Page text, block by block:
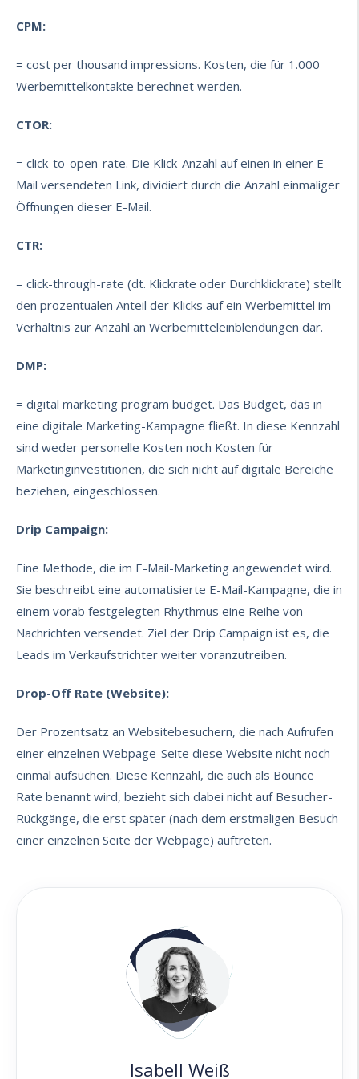
CPM:
= cost per thousand impressions. Kosten, die für 1.000
Werbemittelkontakte berechnet werden.
CTOR:
= click-to-open-rate. Die Klick-Anzahl auf einen in einer E-
Mail versendeten Link, dividiert durch die Anzahl einmaliger
Öffnungen dieser E-Mail.
CTR:
= click-through-rate (dt. Klickrate oder Durchklickrate) stellt
den prozentualen Anteil der Klicks auf ein Werbemittel im
Verhältnis zur Anzahl an Werbemitteleinblendungen dar.
DMP:
= digital marketing program budget. Das Budget, das in
eine digitale Marketing-Kampagne fließt. In diese Kennzahl
sind weder personelle Kosten noch Kosten für
Marketinginvestitionen, die sich nicht auf digitale Bereiche
beziehen, eingeschlossen.
Drip Campaign:
Eine Methode, die im E-Mail-Marketing angewendet wird.
Sie beschreibt eine automatisierte E-Mail-Kampagne, die in
einem vorab festgelegten Rhythmus eine Reihe von
Nachrichten versendet. Ziel der Drip Campaign ist es, die
Leads im Verkaufstrichter weiter voranzutreiben.
Drop-Off Rate (Website):
Der Prozentsatz an Websitebesuchern, die nach Aufrufen
einer einzelnen Webpage-Seite diese Website nicht noch
einmal aufsuchen. Diese Kennzahl, die auch als Bounce
Rate benannt wird, bezieht sich dabei nicht auf Besucher-
Rückgänge, die erst später (nach dem erstmaligen Besuch
einer einzelnen Seite der Webpage) auftreten.
Isabell Weiß